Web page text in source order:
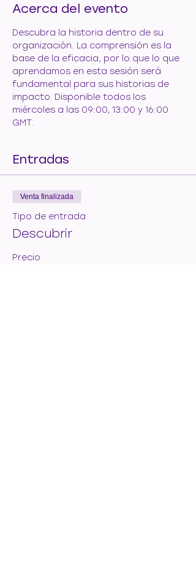
Acerca del evento
Descubra la historia dentro de su
organización. La comprensión es la
base de la eficacia, por lo que lo que
aprendamos en esta sesión será
fundamental para sus historias de
impacto. Disponible todos los
miércoles a las 09:00, 13:00 y 16:00
GMT.
Entradas
Venta finalizada
Tipo de entrada
Descubrir
Precio